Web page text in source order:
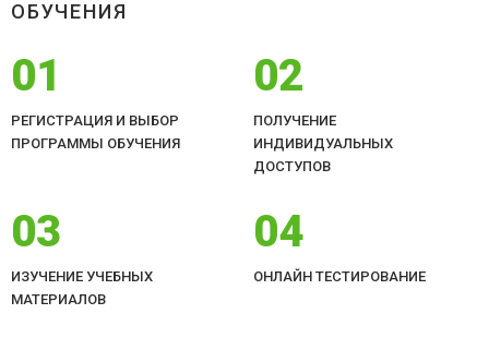
ОБУЧЕНИЯ
01
РЕГИСТРАЦИЯ И ВЫБОР
ПРОГРАММЫ ОБУЧЕНИЯ
02
ПОЛУЧЕНИЕ
ИНДИВИДУАЛЬНЫХ
ДОСТУПОВ
03
ИЗУЧЕНИЕ УЧЕБНЫХ
МАТЕРИАЛОВ
04
ОНЛАЙН ТЕСТИРОВАНИЕ